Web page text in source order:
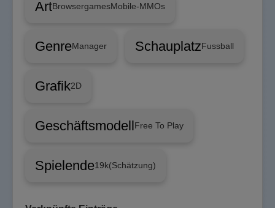
ArtBrowsergamesMobile-MMOs
GenreManager SchauplatzFussball
Grafik2D
GeschäftsmodellFree To Play
Spielende19k(Schätzung)